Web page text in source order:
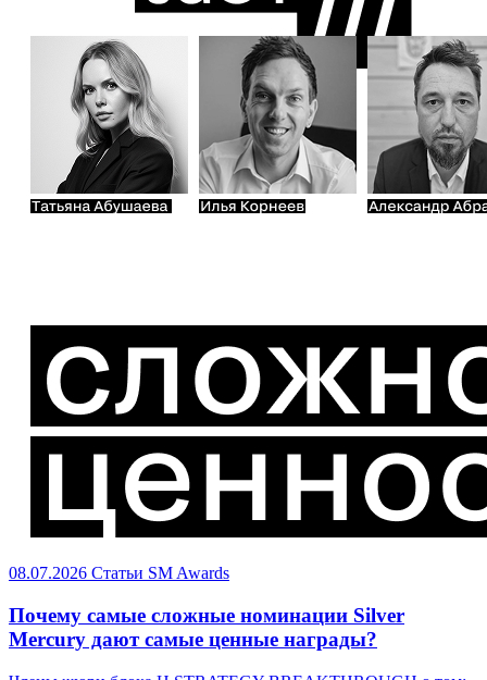
08.07.2026 Статьи SM Awards
Почему самые сложные номинации Silver
Mercury дают самые ценные награды?